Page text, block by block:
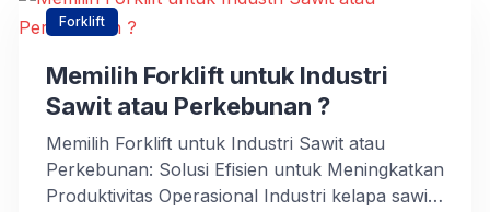
Forklift
Memilih Forklift untuk Industri
Sawit atau Perkebunan ?
Memilih Forklift untuk Industri Sawit atau
Perkebunan: Solusi Efisien untuk Meningkatkan
Produktivitas Operasional Industri kelapa sawit